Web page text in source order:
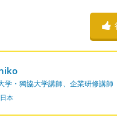
学・獨協大学講師、企業研修講師
日本